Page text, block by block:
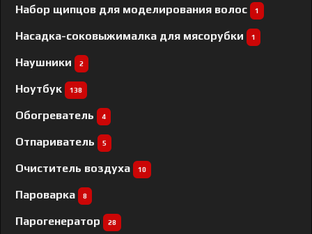
Набор щипцов для моделирования волос 1
Насадка-соковыжималка для мясорубки 1
Наушники 2
Ноутбук 138
Обогреватель 4
Отпариватель 5
Очиститель воздуха 10
Пароварка 8
Парогенератор 28